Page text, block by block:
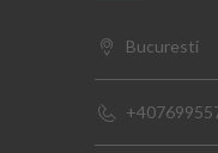
Bucuresti